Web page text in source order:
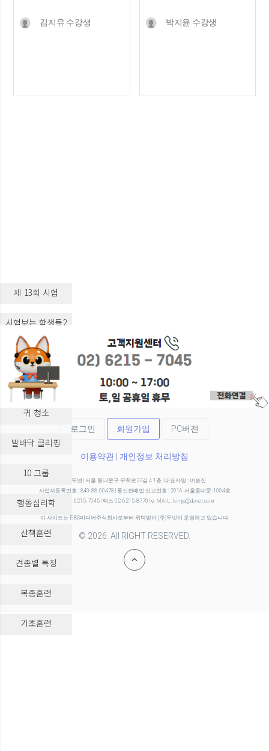
김지유 수강생 박지윤 수강생
제 13회 시험
시험보는 학생들2
시험보는 학생들3
실습 교육
귀 청소
발바닥 클리핑
10 그룹
행동심리학
산책훈련
견종별 특징
복종훈련
기초훈련
로그인 회원가입 PC버전
이용약관 개인정보 처리방침
(주)두넷 | 서울 동대문구 무학로33길 4 1층 | 대표자명 : 이승진
사업자등록번호 : 840-88-00478 | 통신판매업 신고번호 : 2016-서울동대문-1004호
전화 02-6215-7045 | 팩스 02-6215-8770 | e-MAIL : kimja@donet.co.kr
이 사이트는 EBS미디어주식회사로부터 위탁받아 (주)두넷이 운영하고 있습니다.
© 2026. All RIGHT RESERVED.